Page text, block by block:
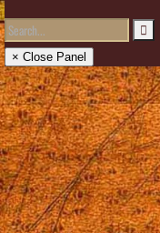
× Close Panel